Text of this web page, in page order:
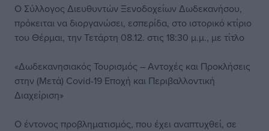
Ο Σύλλογος Διευθυντών Ξενοδοχείων Δωδεκανήσου,
πρόκειται να διοργανώσει, εσπερίδα, στο ιστορικό κτίριο
του Θέρμαι, την Τετάρτη 08.12. στις 18:30 μ.μ., με τίτλο
«Δωδεκανησιακός Τουρισμός – Αντοχές και Προκλήσεις
στην (Μετά) Covid-19 Εποχή και Περιβαλλοντική
Διαχείριση»
Ο έντονος προβληματισμός, που έχει αναπτυχθεί, σε